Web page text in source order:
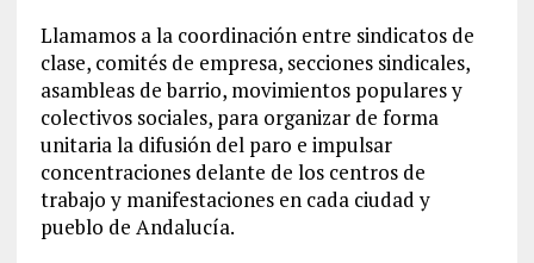
Llamamos a la coordinación entre sindicatos de
clase, comités de empresa, secciones sindicales,
asambleas de barrio, movimientos populares y
colectivos sociales, para organizar de forma
unitaria la difusión del paro e impulsar
concentraciones delante de los centros de
trabajo y manifestaciones en cada ciudad y
pueblo de Andalucía.